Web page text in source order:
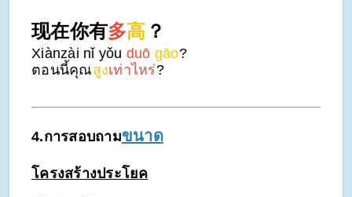
现在你有多高 ？
Xiànzài nǐ yǒu duō gāo?
ตอนนี้คุณสูงเท่าไหร่?
4.การสอบถามขนาด
โครงสร้างประโยค